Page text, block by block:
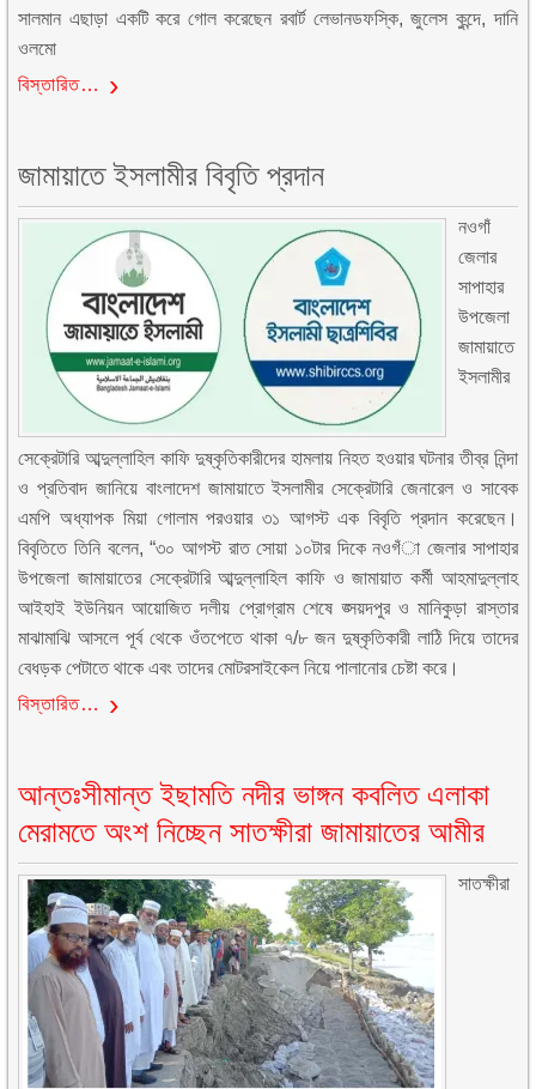
সালমান এছাড়া একটি করে গোল করেছেন রবার্ট লেভানডফস্কি, জুলেস কুন্দে, দানি
ওলমো
বিস্তারিত…
জামায়াতে ইসলামীর বিবৃতি প্রদান
নওগাঁ
জেলার
সাপাহার
উপজেলা
জামায়াতে
ইসলামীর
সেক্রেটারি আব্দুল্লাহিল কাফি দুষ্কৃতিকারীদের হামলায় নিহত হওয়ার ঘটনার তীব্র নিন্দা
ও প্রতিবাদ জানিয়ে বাংলাদেশ জামায়াতে ইসলামীর সেক্রেটারি জেনারেল ও সাবেক
এমপি অধ্যাপক মিয়া গোলাম পরওয়ার ৩১ আগস্ট এক বিবৃতি প্রদান করেছেন।
বিবৃতিতে তিনি বলেন, “৩০ আগস্ট রাত সোয়া ১০টার দিকে নওগঁা জেলার সাপাহার
উপজেলা জামায়াতের সেক্রেটারি আব্দুল্লাহিল কাফি ও জামায়াত কর্মী আহমাদুল্লাহ
আইহাই ইউনিয়ন আয়োজিত দলীয় প্রোগ্রাম শেষে ঙ্সয়দপুর ও মানিকুড়া রাস্তার
মাঝামাঝি আসলে পূর্ব থেকে ওঁতপেতে থাকা ৭/৮ জন দুষ্কৃতিকারী লাঠি দিয়ে তাদের
বেধড়ক পেটাতে থাকে এবং তাদের মোটরসাইকেল নিয়ে পালানোর চেষ্টা করে।
বিস্তারিত…
আন্তঃসীমান্ত ইছামতি নদীর ভাঙ্গন কবলিত এলাকা
মেরামতে অংশ নিচ্ছেন সাতক্ষীরা জামায়াতের আমীর
সাতক্ষীরা